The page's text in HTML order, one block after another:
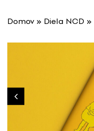
Domov » Diela NCD »